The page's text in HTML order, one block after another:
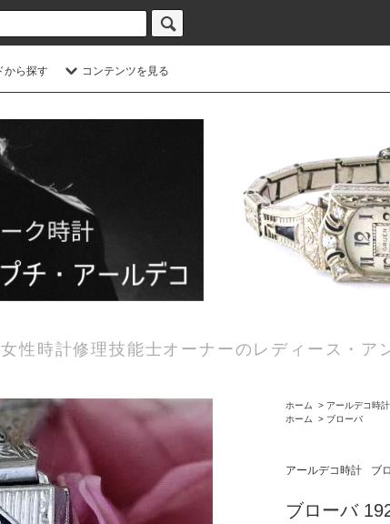
から探す コンテンツを見る
女性時計修理技能士オーナーのレディース・ア
ホーム > アールデコ時計
ホーム
> ブローバ
アールデコ時計 ブ
ブローバ